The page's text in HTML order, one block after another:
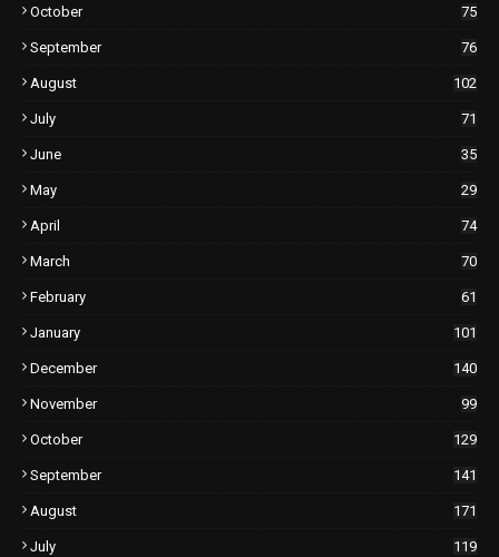
October 75
September 76
August 102
July 71
June 35
May 29
April 74
March 70
February 61
January 101
December 140
November 99
October 129
September 141
August 171
July 119